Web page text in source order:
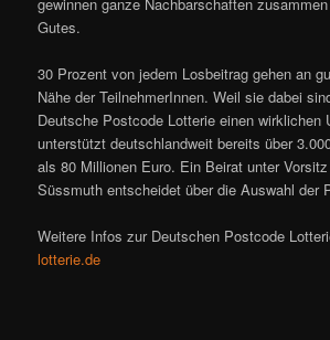
Gutes.
30 Prozent von jedem Losbeitrag gehen an
Nähe der TeilnehmerInnen. Weil sie dabei
Deutsche Postcode Lotterie einen wirklichen
unterstützt deutschlandweit bereits über
als 80 Millionen Euro. Ein Beirat unter
Süssmuth entscheidet über die Auswahl der
Weitere Infos zur Deutschen Postcode
lotterie.de